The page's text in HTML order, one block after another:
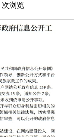
次浏览